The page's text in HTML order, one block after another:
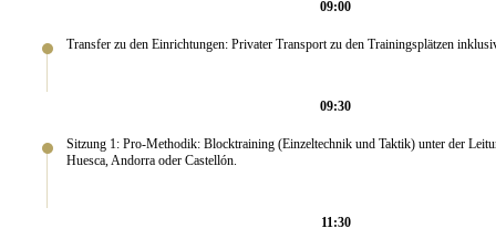
09:00
Transfer zu den Einrichtungen: Privater Transport zu den Trainingsplätzen
09:30
Sitzung 1: Pro-Methodik: Blocktraining (Einzeltechnik und Taktik) unter der
Huesca, Andorra oder Castellón.
11:30